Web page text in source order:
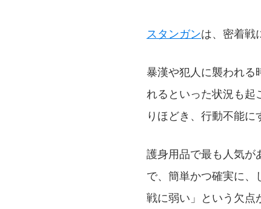
スタンガンは、密着戦
暴漢や犯人に襲われる
れるといった状況も起
りほどき、行動不能に
護身用品で最も人気が
で、簡単かつ確実に
戦に弱い」という欠点